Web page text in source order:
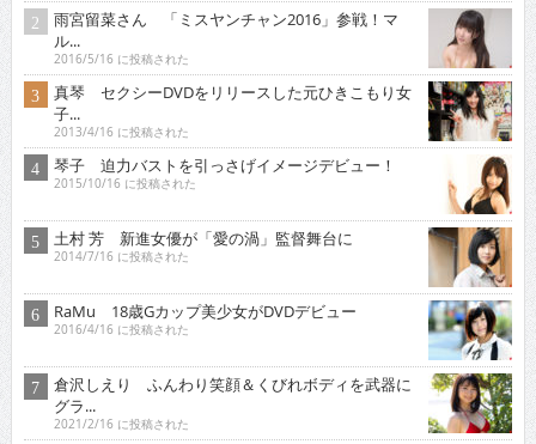
雨宮留菜さん 「ミスヤンチャン2016」参戦！マ
ル...
2016/5/16 に投稿された
真琴 セクシーDVDをリリースした元ひきこもり女
子...
2013/4/16 に投稿された
琴子 迫力バストを引っさげイメージデビュー！
2015/10/16 に投稿された
土村 芳 新進女優が「愛の渦」監督舞台に
2014/7/16 に投稿された
RaMu 18歳Gカップ美少女がDVDデビュー
2016/4/16 に投稿された
倉沢しえり ふんわり笑顔＆くびれボディを武器に
グラ...
2021/2/16 に投稿された